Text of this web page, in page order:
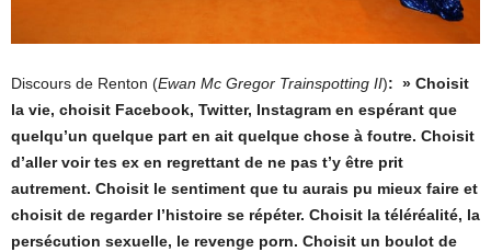
Discours de Renton (Ewan Mc Gregor Trainspotting II): » Choisit
la vie, choisit Facebook, Twitter, Instagram en espérant que
quelqu’un quelque part en ait quelque chose à foutre. Choisit
d’aller voir tes ex en regrettant de ne pas t’y être prit
autrement. Choisit le sentiment que tu aurais pu mieux faire et
choisit de regarder l’histoire se répéter. Choisit la téléréalité, la
persécution sexuelle, le revenge porn. Choisit un boulot de